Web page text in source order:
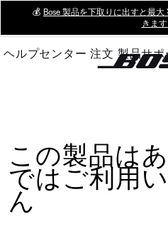
Main
💰 Bose 製品を下取りに出すと最
きます
ヘルプセンター 注文 製品サポ
この製品は
ではご利用
ん